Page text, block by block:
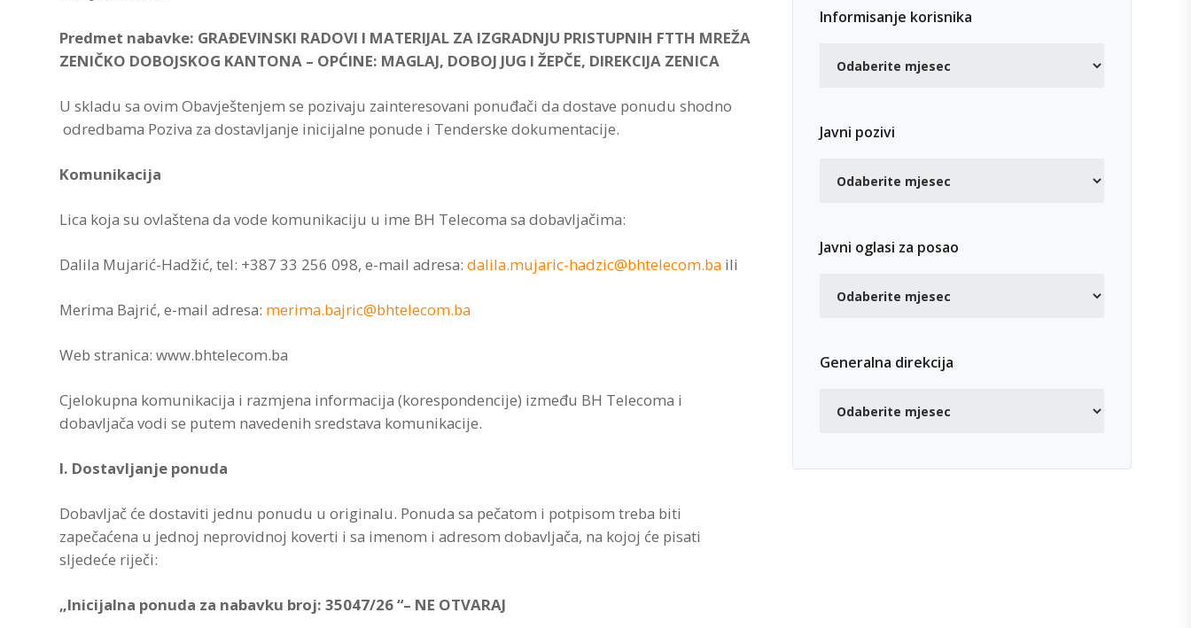
Predmet nabavke: GRAĐEVINSKI RADOVI I MATERIJAL ZA IZGRADNJU PRISTUPNIH FTTH MREŽA
ZENIČKO DOBOJSKOG KANTONA – OPĆINE: MAGLAJ, DOBOJ JUG I ŽEPČE, DIREKCIJA ZENICA
U skladu sa ovim Obavještenjem se pozivaju zainteresovani ponuđači da dostave ponudu shodno
odredbama Poziva za dostavljanje inicijalne ponude i Tenderske dokumentacije.
Komunikacija
Lica koja su ovlaštena da vode komunikaciju u ime BH Telecoma sa dobavljačima:
Dalila Mujarić-Hadžić, tel: +387 33 256 098, e-mail adresa: dalila.mujaric-hadzic@bhtelecom.ba ili
Merima Bajrić, e-mail adresa: merima.bajric@bhtelecom.ba
Web stranica: www.bhtelecom.ba
Cjelokupna komunikacija i razmjena informacija (korespondencije) između BH Telecoma i
dobavljača vodi se putem navedenih sredstava komunikacije.
I. Dostavljanje ponuda
Dobavljač će dostaviti jednu ponudu u originalu. Ponuda sa pečatom i potpisom treba biti
zapečaćena u jednoj neprovidnoj koverti i sa imenom i adresom dobavljača, na kojoj će pisati
sljedeće riječi:
„Inicijalna ponuda za nabavku broj: 35047/26“– NE OTVARAJ
Informisanje korisnika
Javni pozivi
Javni oglasi za posao
Generalna direkcija